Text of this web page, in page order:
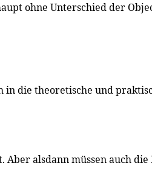
ohne Unterschied der
in die theoretische und
Aber alsdann müssen auch